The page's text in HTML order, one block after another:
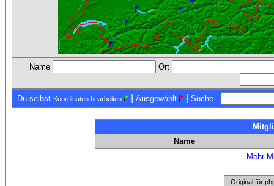
Name Ort
Du selbst Koordinaten bearbeiten Ausgewählt Suche
Name
Mehr
Original für